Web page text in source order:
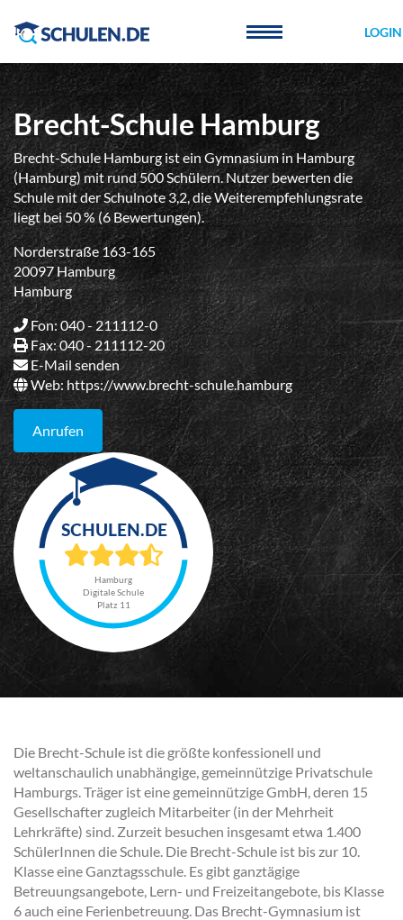
LOGIN
Brecht-Schule Hamburg
Brecht-Schule Hamburg ist ein Gymnasium in Hamburg
(Hamburg) mit rund 500 Schülern. Nutzer bewerten die
Schule mit der Schulnote 3,2, die Weiterempfehlungsrate
liegt bei 50 % (6 Bewertungen).
Norderstraße 163-165
20097 Hamburg
Hamburg
Fon: 040 - 211112-0
Fax: 040 - 211112-20
E-Mail senden
Web: https://www.brecht-schule.hamburg
Anrufen
Hamburg
Digitale Schule
Platz 11
Die Brecht-Schule ist die größte konfessionell und
weltanschaulich unabhängige, gemeinnützige Privatschule
Hamburgs. Träger ist eine gemeinnützige GmbH, deren 15
Gesellschafter zugleich Mitarbeiter (in der Mehrheit
Lehrkräfte) sind. Zurzeit besuchen insgesamt etwa 1.400
SchülerInnen die Schule. Die Brecht-Schule ist bis zur 10.
Klasse eine Ganztagsschule. Es gibt ganztägige
Betreuungsangebote, Lern- und Freizeitangebote, bis Klasse
6 auch eine Ferienbetreuung. Das Brecht-Gymnasium ist